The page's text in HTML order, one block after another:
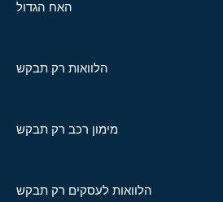
האח הגדול
הלוואות רק תבקש
מימון רכב רק תבקש
הלוואות לעסקים רק תבקש